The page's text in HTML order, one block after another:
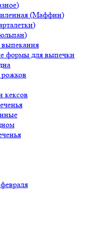
(Маффин)
формы для выпечки
кексов